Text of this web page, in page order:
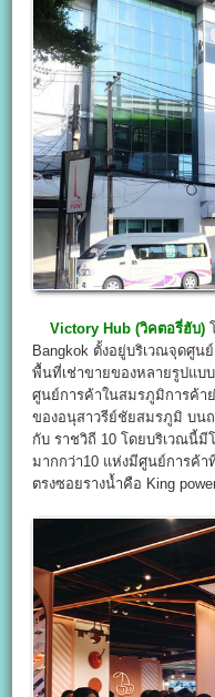
Victory Hub(วิคตอรี่ฮับ)
Bangkok ตั้งอยู่บริเวณจุดศูน
พื้นที่เช่าขายของหลายรูปแบ
ศูนย์การค้าในสมรภูมิการค้า
ของอนุสาวรีย์ชัยสมรภูมิ บน
กับ ราชวิถี 10 โดยบริเวณนี้มี
มากกว่า10 แห่งมีศูนย์การค้า
ตรงซอยรางน้ำคือ King